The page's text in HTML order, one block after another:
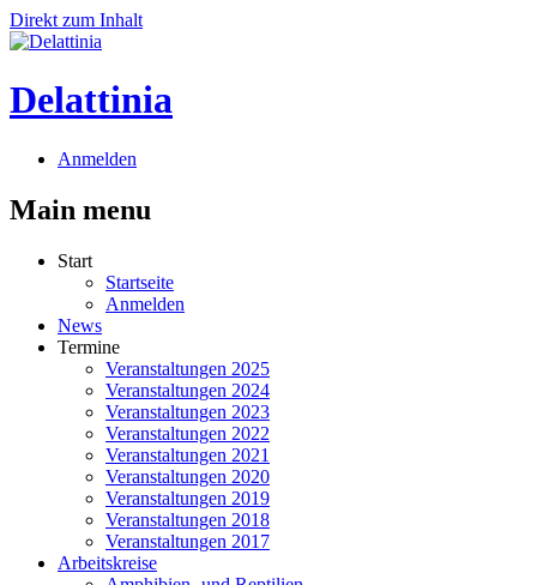
Direkt zum Inhalt
Delattinia
Anmelden
Main menu
Start
Startseite
Anmelden
News
Termine
Veranstaltungen 2025
Veranstaltungen 2024
Veranstaltungen 2023
Veranstaltungen 2022
Veranstaltungen 2021
Veranstaltungen 2020
Veranstaltungen 2019
Veranstaltungen 2018
Veranstaltungen 2017
Arbeitskreise